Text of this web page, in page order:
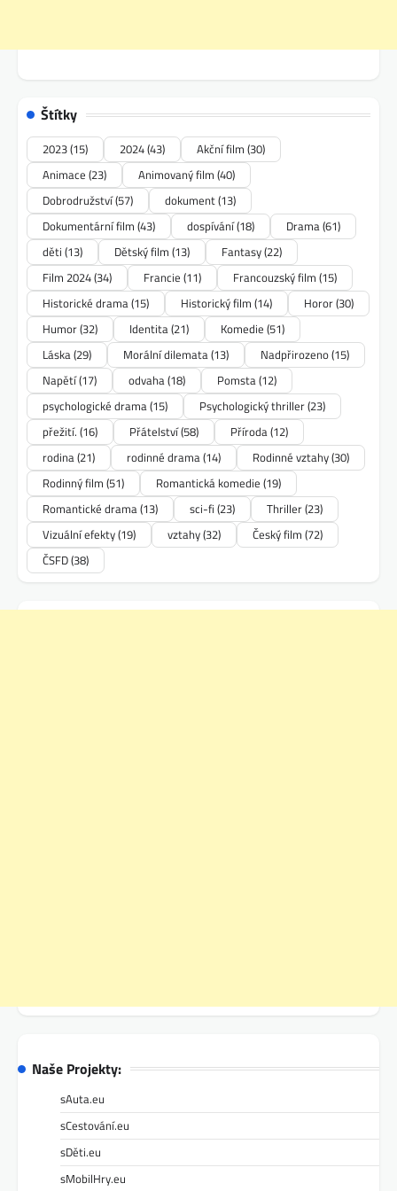
Štítky
2023(15) 2024(43) Akční film (30)
Animace (23) Animovaný film (40)
Dobrodružství(57) dokument(13)
Dokumentární film (43) dospívání(18) Drama(61)
děti (13) Dětský film (13) Fantasy(22)
Film 2024(34) Francie (11) Francouzský film (15)
Historické drama(15) Historický film (14) Horor(30)
Humor(32) Identita(21) Komedie (51)
Láska(29) Morální dilemata(13) Nadpřirozeno(15)
Napětí(17) odvaha(18) Pomsta(12)
psychologické drama(15) Psychologický thriller(23)
přežití. (16) Přátelství(58) Příroda(12)
rodina(21) rodinné drama(14) Rodinné vztahy(30)
Rodinný film (51) Romantická komedie (19)
Romantické drama(13) sci-fi (23) Thriller(23)
Vizuální efekty(19) vztahy(32) Český film (72)
ČSFD(38)
Naše Projekty:
sAuta.eu
sCestování.eu
sDěti.eu
sMobilHry.eu